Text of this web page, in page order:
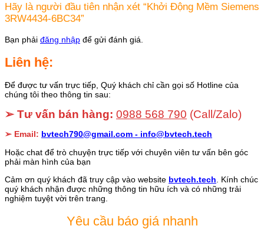
Hãy là người đầu tiên nhận xét “Khởi Động Mềm Siemens
3RW4434-6BC34”
Bạn phải đăng nhập để gửi đánh giá.
Liên hệ:
Để được tư vấn trực tiếp, Quý khách chỉ cần gọi số Hotline của
chúng tôi theo thông tin sau:
➢ Tư vấn bán hàng: 0988 568 790 (Call/Zalo)
➢ Email: bvtech790@gmail.com - info@bvtech.tech
Hoặc chat để trò chuyện trực tiếp với chuyên viên tư vấn bên góc
phải màn hình của bạn
Cảm ơn quý khách đã truy cập vào website bvtech.tech . Kính chúc
quý khách nhận được những thông tin hữu ích và có những trải
nghiệm tuyệt vời trên trang.
Yêu cầu báo giá nhanh